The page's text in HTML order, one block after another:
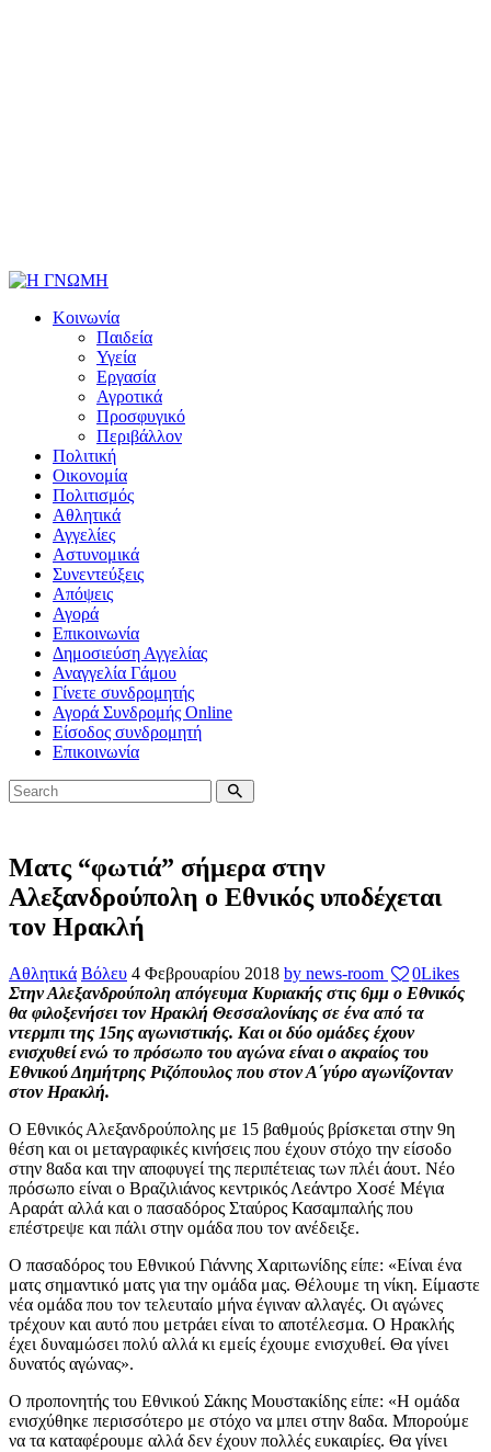
Κοινωνία
Παιδεία
Υγεία
Εργασία
Αγροτικά
Προσφυγικό
Περιβάλλον
Πολιτική
Οικονομία
Πολιτισμός
Αθλητικά
Αγγελίες
Αστυνομικά
Συνεντεύξεις
Απόψεις
Αγορά
Επικοινωνία
Δημοσιεύση Αγγελίας
Αναγγελία Γάμου
Γίνετε συνδρομητής
Αγορά Συνδρομής Online
Είσοδος συνδρομητή
Επικοινωνία
Ματς “φωτιά” σήμερα στην
Αλεξανδρούπολη ο Εθνικός υποδέχεται
τον Ηρακλή
Αθλητικά Βόλευ 4 Φεβρουαρίου 2018 by news-room 0Likes
Στην Αλεξανδρούπολη απόγευμα Κυριακής στις 6μμ ο Εθνικός
θα φιλοξενήσει τον Ηρακλή Θεσσαλονίκης σε ένα από τα
ντερμπι της 15ης αγωνιστικής. Και οι δύο ομάδες έχουν
ενισχυθεί ενώ το πρόσωπο του αγώνα είναι ο ακραίος του
Εθνικού Δημήτρης Ριζόπουλος που στον Α΄γύρο αγωνίζονταν
στον Ηρακλή.
Ο Εθνικός Αλεξανδρούπολης με 15 βαθμούς βρίσκεται στην 9η
θέση και οι μεταγραφικές κινήσεις που έχουν στόχο την είσοδο
στην 8αδα και την αποφυγεί της περιπέτειας των πλέι άουτ. Νέο
πρόσωπο είναι ο Βραζιλιάνος κεντρικός Λεάντρο Χοσέ Μέγια
Αραράτ αλλά και ο πασαδόρος Σταύρος Κασαμπαλής που
επέστρεψε και πάλι στην ομάδα που τον ανέδειξε.
Ο πασαδόρος του Εθνικού Γιάννης Χαριτωνίδης είπε: «Είναι ένα
ματς σημαντικό ματς για την ομάδα μας. Θέλουμε τη νίκη. Είμαστε
νέα ομάδα που τον τελευταίο μήνα έγιναν αλλαγές. Οι αγώνες
τρέχουν και αυτό που μετράει είναι το αποτέλεσμα. Ο Ηρακλής
έχει δυναμώσει πολύ αλλά κι εμείς έχουμε ενισχυθεί. Θα γίνει
δυνατός αγώνας».
Ο προπονητής του Εθνικού Σάκης Μουστακίδης είπε: «Η ομάδα
ενισχύθηκε περισσότερο με στόχο να μπει στην 8αδα. Μπορούμε
να τα καταφέρουμε αλλά δεν έχουν πολλές ευκαιρίες. Θα γίνει